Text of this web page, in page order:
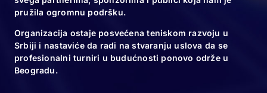
pružila ogromnu podršku.
Organizacija ostaje posvećena teniskom razvoju u
Srbiji i nastaviće da radi na stvaranju uslova da se
profesionalni turniri u budućnosti ponovo održe u
Beogradu.